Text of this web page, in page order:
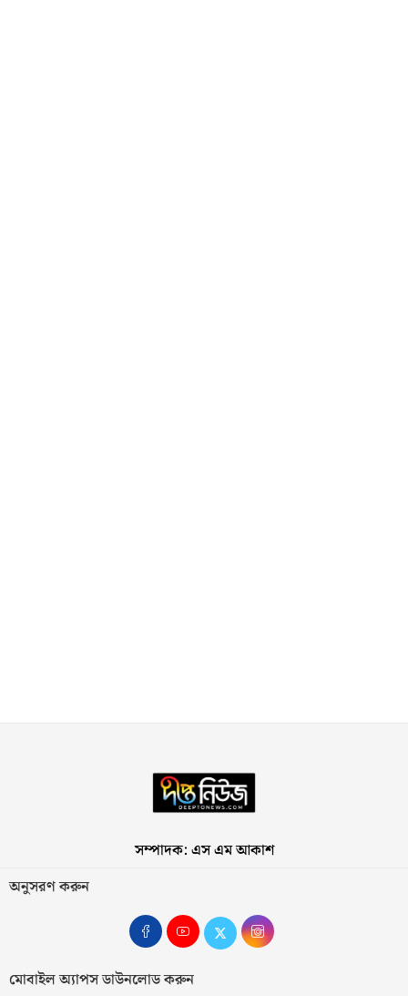
সম্পাদক: এস এম আকাশ
অনুসরণ করুন
মোবাইল অ্যাপস ডাউনলোড করুন